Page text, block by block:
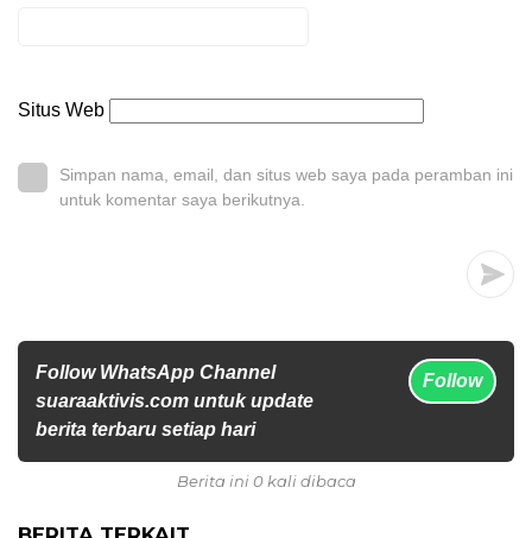
Situs Web
Simpan nama, email, dan situs web saya pada peramban ini
untuk komentar saya berikutnya.
Follow WhatsApp Channel
suaraaktivis.com untuk update
berita terbaru setiap hari
Follow
Berita ini 0 kali dibaca